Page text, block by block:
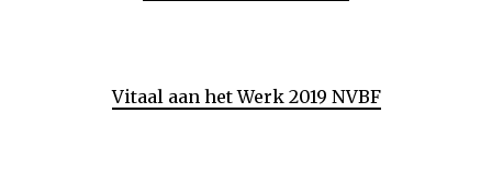
Vitaal aan het Werk 2019 NVBF